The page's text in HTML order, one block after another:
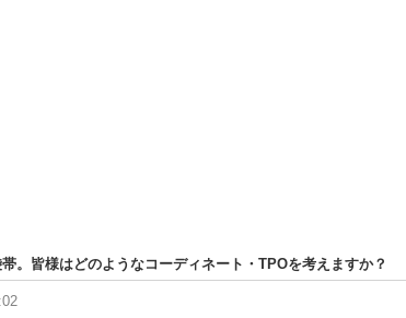
。皆様はどのようなコーディネート・TPOを考えますか？